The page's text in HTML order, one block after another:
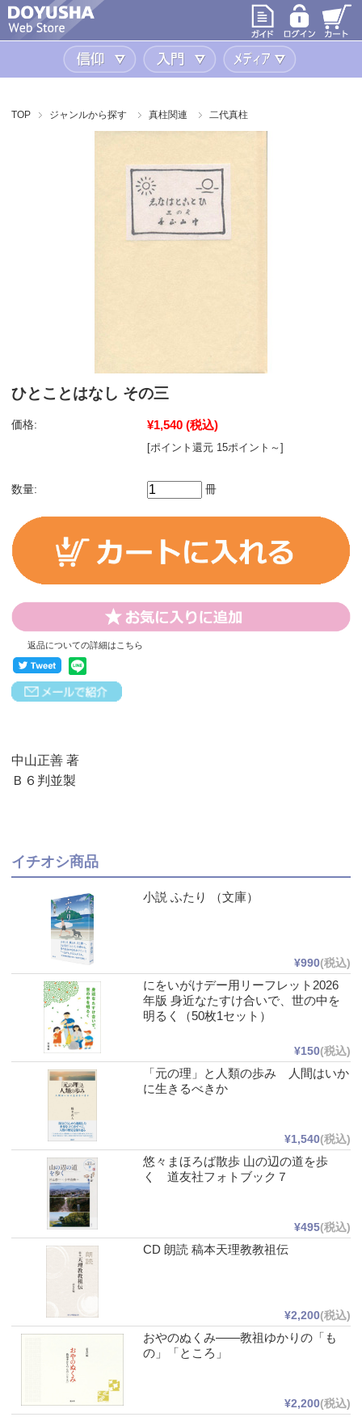
信仰 入門
TOP ジャンルから探す 真柱関連 二代真柱
ひとことはなし その三
価格: ¥1,540 (税込)
[ポイント還元 15ポイント～]
数量: 冊
返品についての詳細はこちら
中山正善 著
Ｂ６判並製
イチオシ商品
小説 ふたり （文庫）
¥990(税込)
にをいがけデー用リーフレット2026
年版 身近なたすけ合いで、世の中を
明るく（50枚1セット）
¥150(税込)
「元の理」と人類の歩み 人間はいか
に生きるべきか
¥1,540(税込)
悠々まほろば散歩 山の辺の道を歩
く 道友社フォトブック７
¥495(税込)
CD 朗読 稿本天理教教祖伝
¥2,200(税込)
おやのぬくみ――教祖ゆかりの「も
の」「ところ」
¥2,200(税込)